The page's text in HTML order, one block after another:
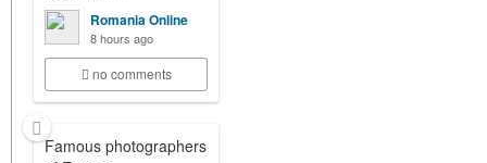
Romania Online
8 hours ago
no comments
Famous photographers